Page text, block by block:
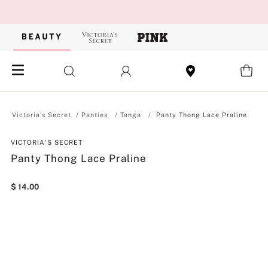
Panties Tanga Panty Thong Lace Praline
VICTORIA'S SECRET
Panty Thong Lace Praline
$ 14.00